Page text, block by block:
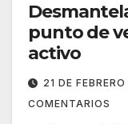
punto de
activo
21 DE
COMENTARIOS